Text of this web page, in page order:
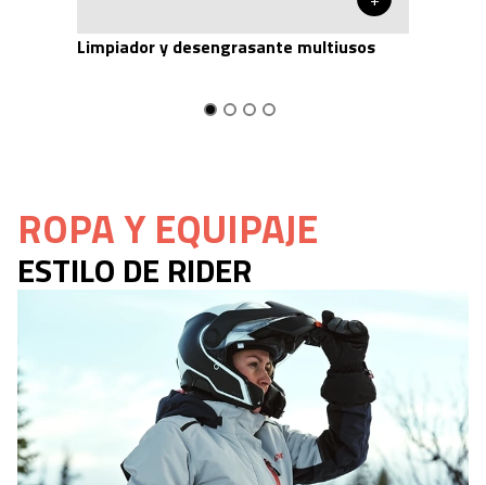
Limpiador y desengrasante multiusos
ROPA Y EQUIPAJE
ESTILO DE RIDER